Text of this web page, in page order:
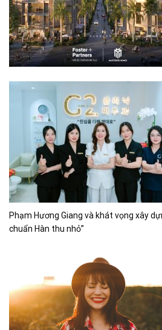
Phạm Hương Giang và khát vọng xây
chuẩn Hàn thu nhỏ”